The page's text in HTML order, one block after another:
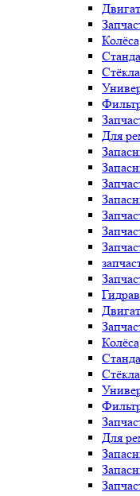
Стёкла
Для
Стёкла
Для